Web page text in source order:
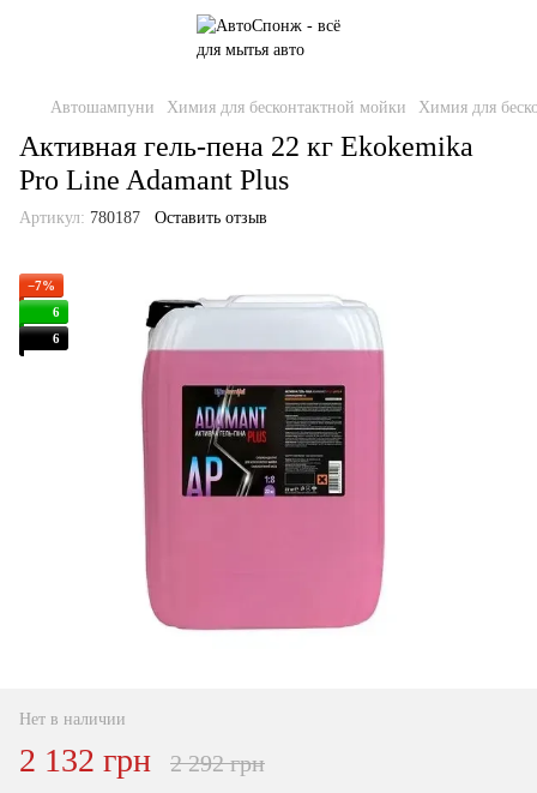
Автошампуни Химия для бесконтактной мойки Химия для
Активная гель-пена 22 кг Ekokemika
Pro Line Adamant Plus
Артикул: 780187 Оставить отзыв
−7%
6
6
Нет в наличии
2 132 грн 2 292 грн